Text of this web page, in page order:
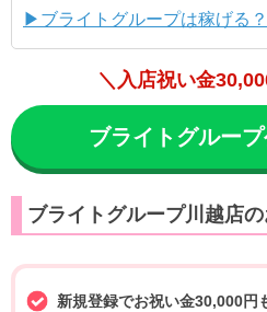
▶ブライトグループは稼げる
＼入店祝い金
ブライトグルー
ブライトグループ川越店
新規登録でお祝い金30,000円